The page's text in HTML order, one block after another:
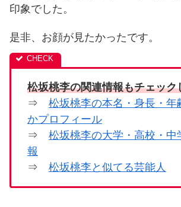
印象でした。
是非、お顔が見たかったです。
松坂桃李の関連情報もチェック
⇒ 松坂桃李の本名・身長・年
かプロフィール
⇒ 松坂桃李の大学・高校・中
報
⇒ 松坂桃李と似てる芸能人